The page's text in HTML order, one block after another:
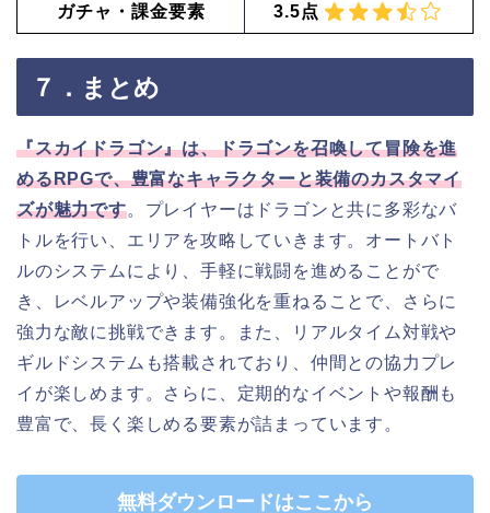
ガチャ・課金要素 3.5点
７．まとめ
『スカイドラゴン』は、ドラゴンを召喚して冒険を進
めるRPGで、豊富なキャラクターと装備のカスタマイ
ズが魅力です。プレイヤーはドラゴンと共に多彩なバ
トルを行い、エリアを攻略していきます。オートバト
ルのシステムにより、手軽に戦闘を進めることがで
き、レベルアップや装備強化を重ねることで、さらに
強力な敵に挑戦できます。また、リアルタイム対戦や
ギルドシステムも搭載されており、仲間との協力プレ
イが楽しめます。さらに、定期的なイベントや報酬も
豊富で、長く楽しめる要素が詰まっています。
無料ダウンロードはここから